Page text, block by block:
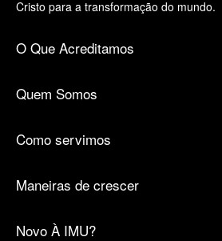
Cristo para a transformação do mundo.
O Que Acreditamos
Quem Somos
Como servimos
Maneiras de crescer
Novo À IMU?